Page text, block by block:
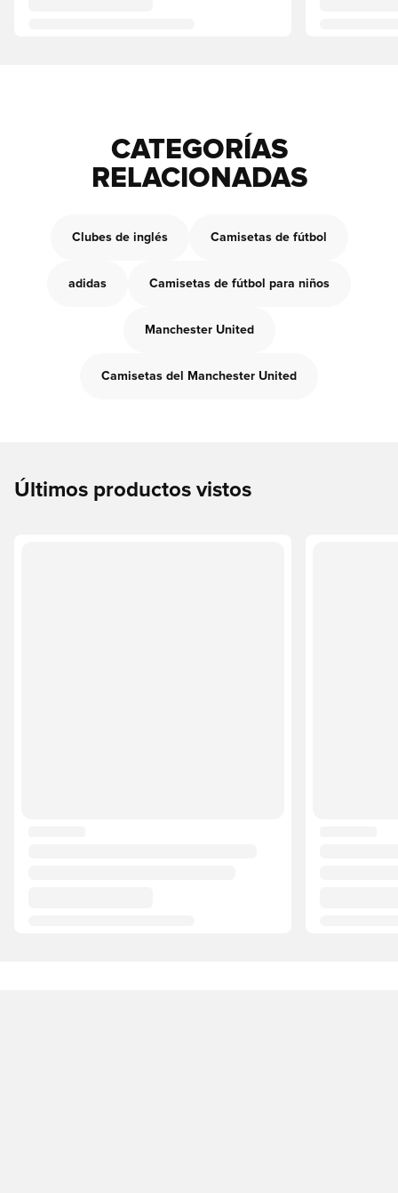
CATEGORÍAS
RELACIONADAS
Clubes de inglés Camisetas de fútbol
adidas Camisetas de fútbol para niños
Manchester United
Camisetas del Manchester United
Últimos productos vistos